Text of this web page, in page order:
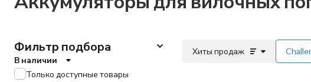
Хиты продаж
Фильтр подбора
В наличии
Только доступные товары